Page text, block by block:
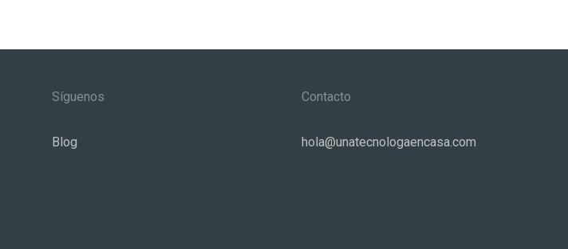
Síguenos
Blog
Contacto
hola@unatecnologaencasa.com